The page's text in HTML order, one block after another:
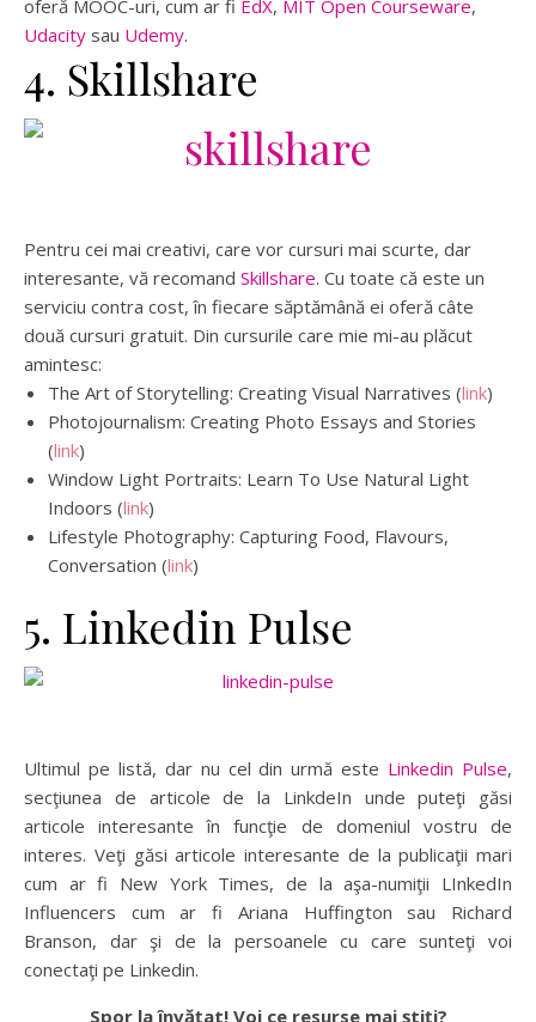
oferă MOOC-uri, cum ar fi EdX, MIT Open Courseware,
Udacity sau Udemy.
4. Skillshare
Pentru cei mai creativi, care vor cursuri mai scurte, dar
interesante, vă recomand Skillshare. Cu toate că este un
serviciu contra cost, în fiecare săptămână ei oferă câte
două cursuri gratuit. Din cursurile care mie mi-au plăcut
amintesc:
The Art of Storytelling: Creating Visual Narratives (link)
Photojournalism: Creating Photo Essays and Stories
(link)
Window Light Portraits: Learn To Use Natural Light
Indoors (link)
Lifestyle Photography: Capturing Food, Flavours,
Conversation (link)
5. Linkedin Pulse
Ultimul pe listă, dar nu cel din urmă este Linkedin Pulse,
secţiunea de articole de la LinkdeIn unde puteţi găsi
articole interesante în funcţie de domeniul vostru de
interes. Veţi găsi articole interesante de la publicaţii mari
cum ar fi New York Times, de la aşa-numiţii LInkedIn
Influencers cum ar fi Ariana Huffington sau Richard
Branson, dar şi de la persoanele cu care sunteţi voi
conectaţi pe Linkedin.
Spor la învăţat! Voi ce resurse mai ştiţi?